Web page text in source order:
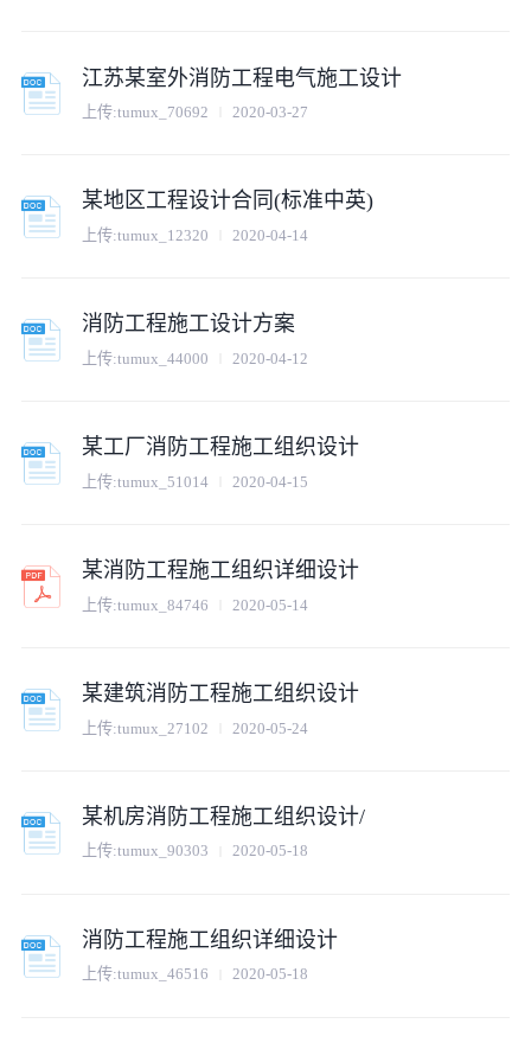
江苏某室外消防工程电气施工设计
上传:tumux_70692 2020-03-27
某地区工程设计合同(标准中英)
上传:tumux_12320 2020-04-14
消防工程施工设计方案
上传:tumux_44000 2020-04-12
某工厂消防工程施工组织设计
上传:tumux_51014 2020-04-15
某消防工程施工组织详细设计
上传:tumux_84746 2020-05-14
某建筑消防工程施工组织设计
上传:tumux_27102 2020-05-24
某机房消防工程施工组织设计/
上传:tumux_90303 2020-05-18
消防工程施工组织详细设计
上传:tumux_46516 2020-05-18